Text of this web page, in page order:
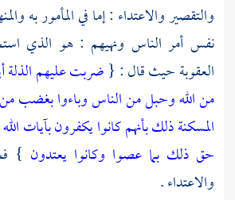
والتقصير والاعتداء : إما في المأمور به
نفس أمر الناس ونهيهم : هو الذي
العقوبة حيث قال : {ضربت عليهم الذلة
من الله وحبل من الناس وباءوا بغضب
المسكنة ذلك بأنهم كانوا يكفرون بآيات الله
حق ذلك بما عصوا وكانوا يعتدون }
والاعتداء .